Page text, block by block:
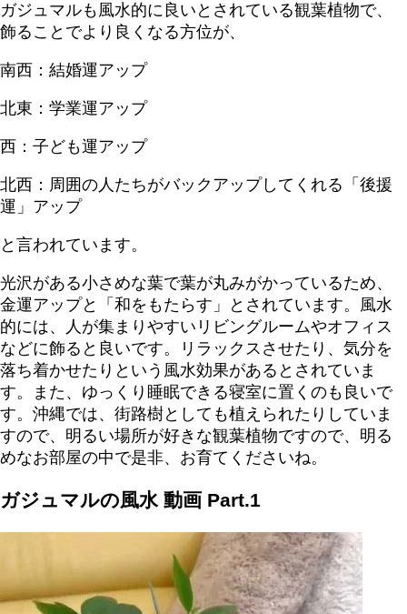
ガジュマルも風水的に良いとされている観葉植物で、
飾ることでより良くなる方位が、
南西：結婚運アップ
北東：学業運アップ
西：子ども運アップ
北西：周囲の人たちがバックアップしてくれる「後援
運」アップ
と言われています。
光沢がある小さめな葉で葉が丸みがかっているため、
金運アップと「和をもたらす」とされています。風水
的には、人が集まりやすいリビングルームやオフィス
などに飾ると良いです。リラックスさせたり、気分を
落ち着かせたりという風水効果があるとされていま
す。また、ゆっくり睡眠できる寝室に置くのも良いで
す。沖縄では、街路樹としても植えられたりしていま
すので、明るい場所が好きな観葉植物ですので、明る
めなお部屋の中で是非、お育てくださいね。
ガジュマルの風水 動画 Part.1